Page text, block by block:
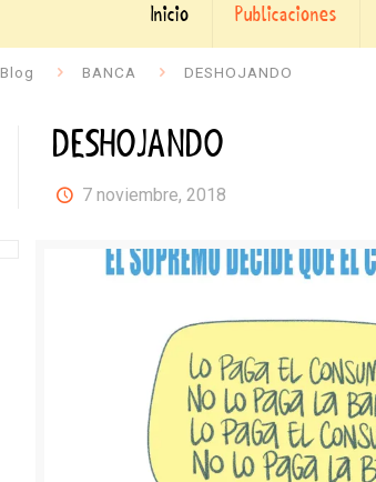
Inicio Publicaciones
Blog BANCA DESHOJANDO
DESHOJANDO
7 noviembre, 2018